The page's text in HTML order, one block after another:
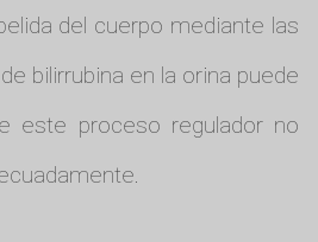
del cuerpo mediante las
bilirrubina en la orina puede
este proceso regulador no